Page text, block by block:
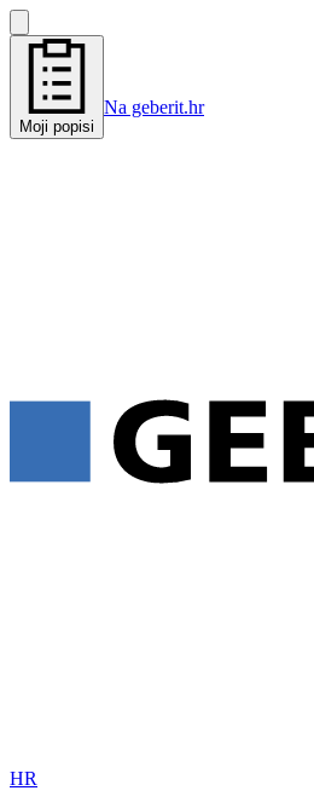
Moji popisi
Na geberit.hr
HR